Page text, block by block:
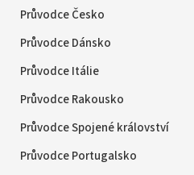
Průvodce Česko
Průvodce Dánsko
Průvodce Itálie
Průvodce Rakousko
Průvodce Spojené království
Průvodce Portugalsko